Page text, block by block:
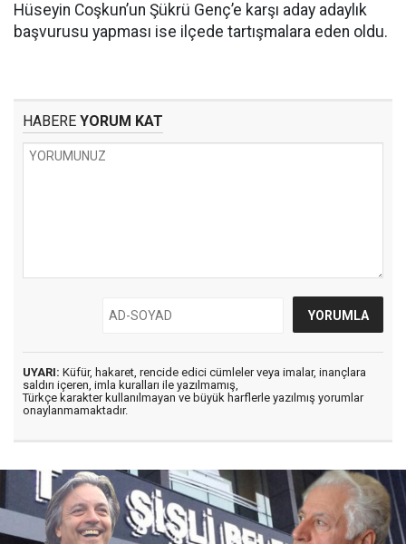
Hüseyin Coşkun’un Şükrü Genç’e karşı aday adaylık
başvurusu yapması ise ilçede tartışmalara eden oldu.
HABERE YORUM KAT
UYARI: Küfür, hakaret, rencide edici cümleler veya imalar, inançlara
saldırı içeren, imla kuralları ile yazılmamış,
Türkçe karakter kullanılmayan ve büyük harflerle yazılmış yorumlar
onaylanmamaktadır.